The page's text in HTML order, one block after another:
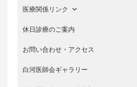
医療関係リンク
休日診療のご案内
お問い合わせ・アクセス
白河医師会ギャラリー